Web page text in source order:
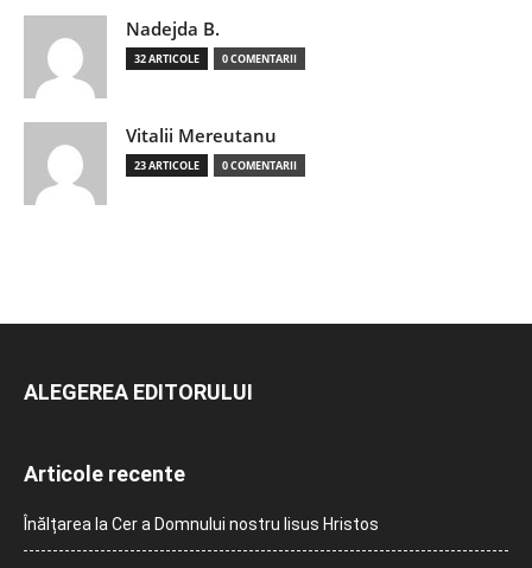
Nadejda B.
32 ARTICOLE 0 COMENTARII
Vitalii Mereutanu
23 ARTICOLE 0 COMENTARII
ALEGEREA EDITORULUI
Articole recente
Înălțarea la Cer a Domnului nostru Iisus Hristos